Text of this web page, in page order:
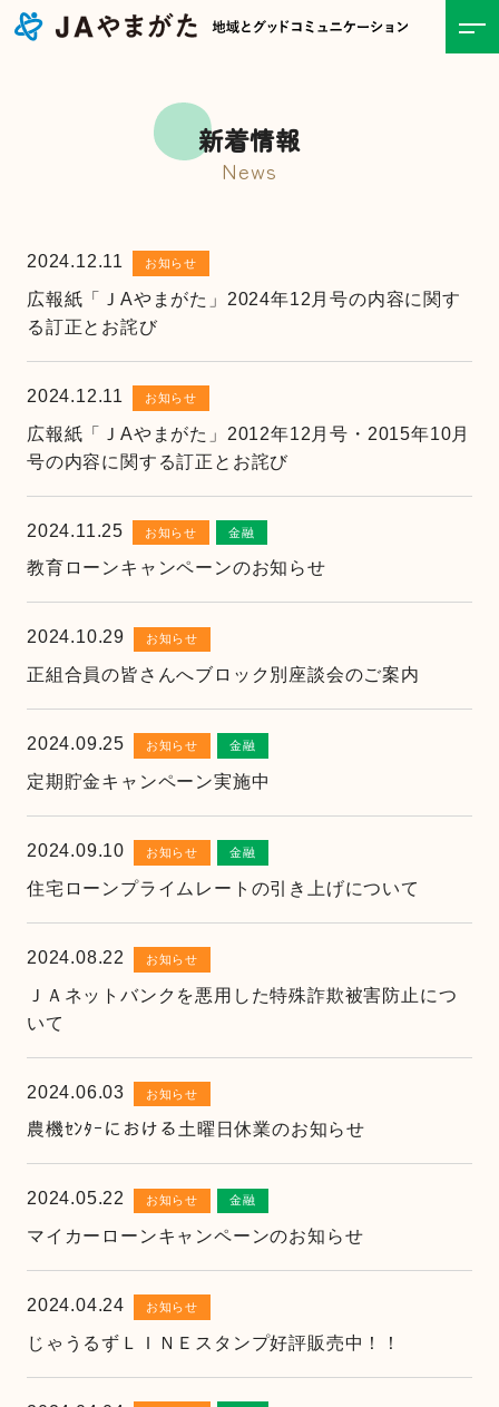
JAについて
食と農の情報
直売所
お知らせ一覧
キャンペーン・イベント一覧
金融店舗・ATM一覧
新着情報
News
2024.12.11 お知らせ
広報紙「ＪAやまがた」2024年12月号の内容に関す
る訂正とお詫び
2024.12.11 お知らせ
広報紙「ＪAやまがた」2012年12月号・2015年10月
号の内容に関する訂正とお詫び
2024.11.25 お知らせ 金融
教育ローンキャンペーンのお知らせ
2024.10.29 お知らせ
正組合員の皆さんへブロック別座談会のご案内
2024.09.25 お知らせ 金融
定期貯金キャンペーン実施中
2024.09.10 お知らせ 金融
住宅ローンプライムレートの引き上げについて
2024.08.22 お知らせ
ＪＡネットバンクを悪用した特殊詐欺被害防止につ
いて
2024.06.03 お知らせ
農機ｾﾝﾀｰにおける土曜日休業のお知らせ
2024.05.22 お知らせ 金融
マイカーローンキャンペーンのお知らせ
2024.04.24 お知らせ
じゃうるずＬＩＮＥスタンプ好評販売中！！